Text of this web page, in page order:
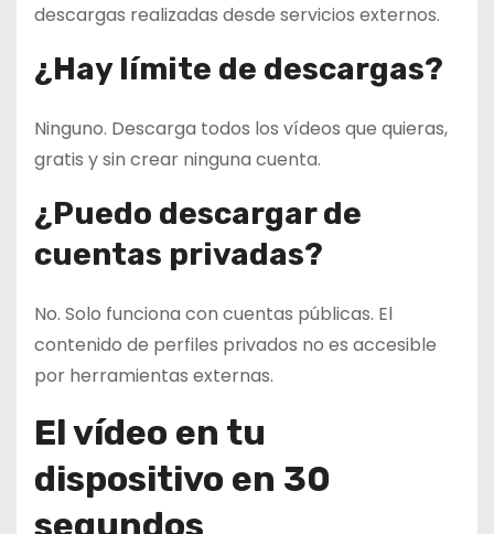
descargas realizadas desde servicios externos.
¿Hay límite de descargas?
Ninguno. Descarga todos los vídeos que quieras,
gratis y sin crear ninguna cuenta.
¿Puedo descargar de
cuentas privadas?
No. Solo funciona con cuentas públicas. El
contenido de perfiles privados no es accesible
por herramientas externas.
El vídeo en tu
dispositivo en 30
segundos